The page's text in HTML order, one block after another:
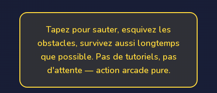
Tapez pour sauter, esquivez les
obstacles, survivez aussi longtemps
que possible. Pas de tutoriels, pas
d'attente — action arcade pure.